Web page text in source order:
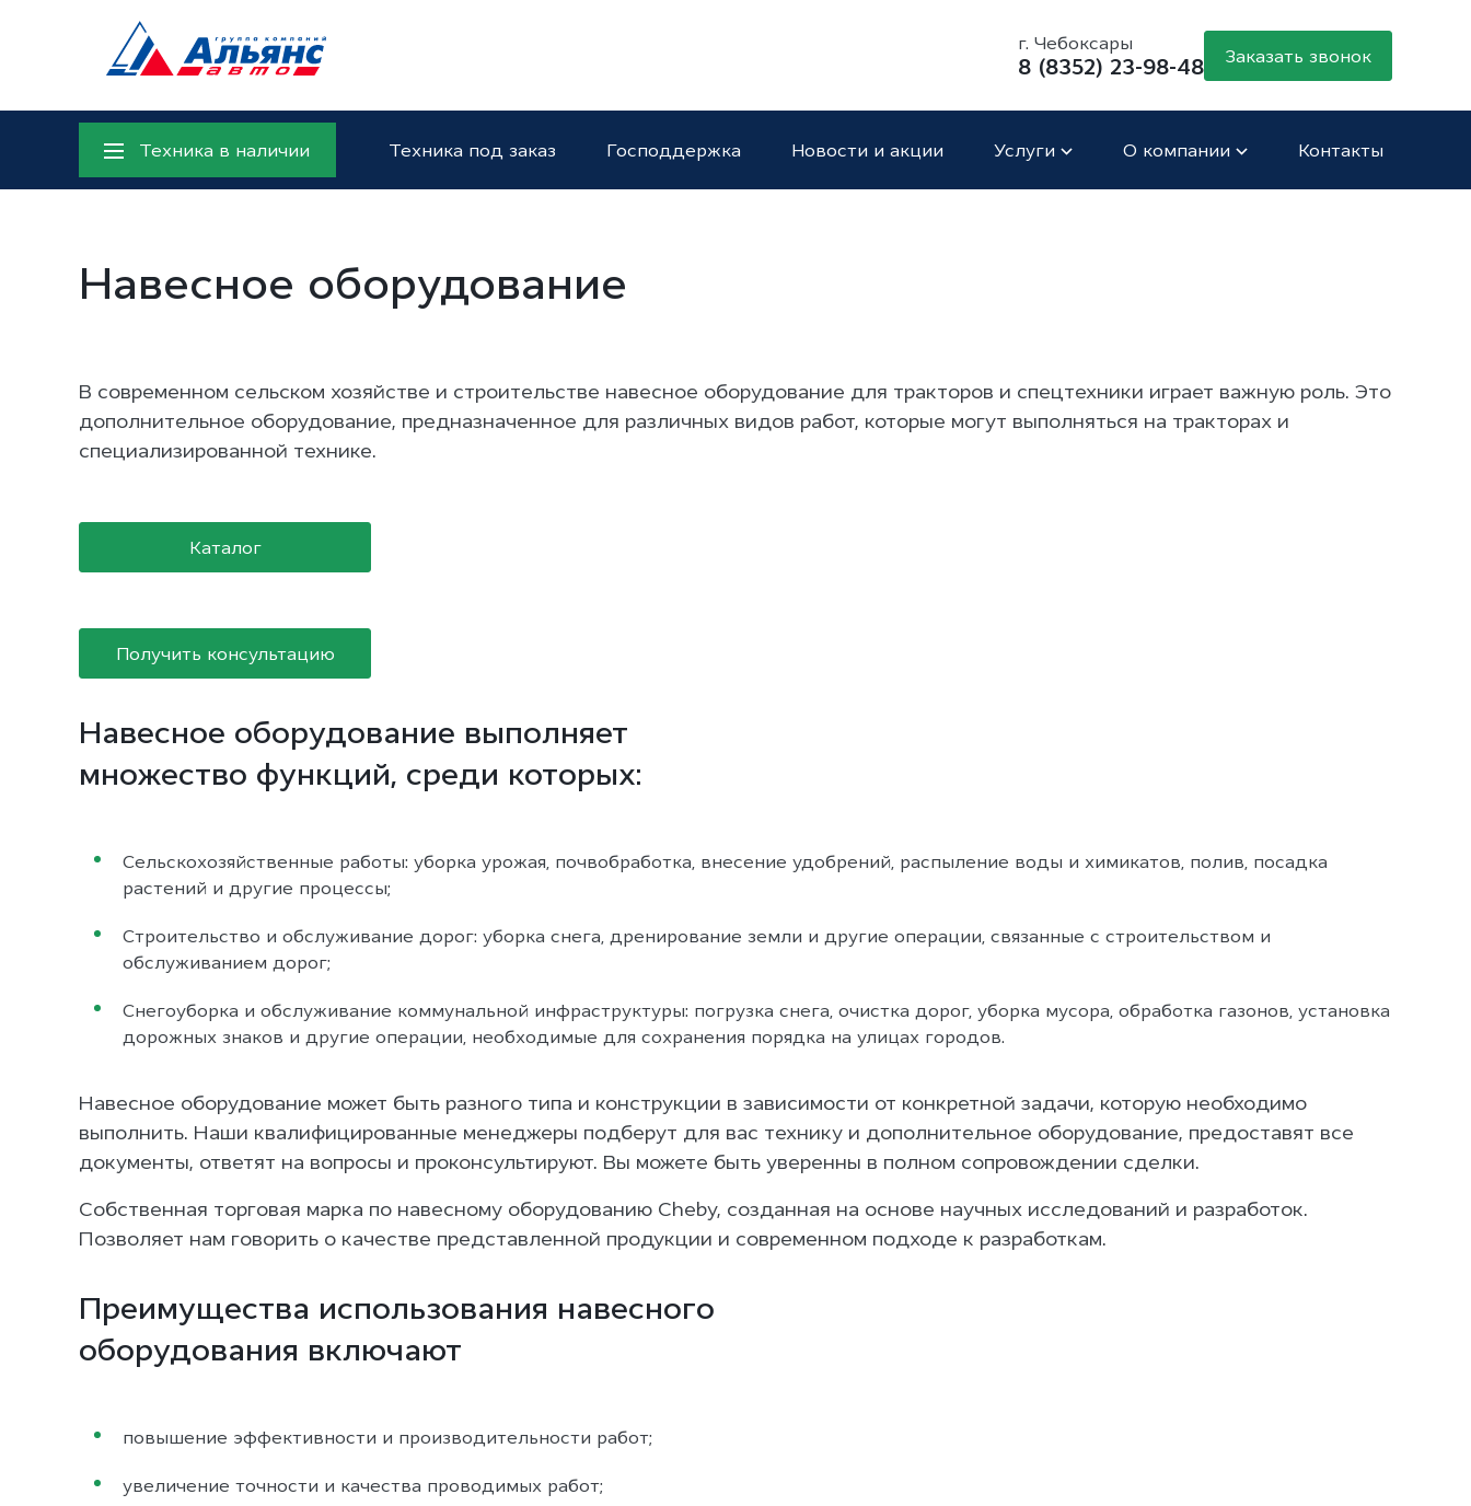
г. Чебоксары
8 (8352) 23-98-48 Заказать звонок
Техника в наличии Техника под заказ Господдержка Новости и акции Услуги О компании Контакты
Навесное оборудование
В современном сельском хозяйстве и строительстве навесное оборудование для тракторов и спецтехники играет важную роль. Это
дополнительное оборудование, предназначенное для различных видов работ, которые могут выполняться на тракторах и
специализированной технике.
Каталог
Получить консультацию
Навесное оборудование выполняет
множество функций, среди которых:
Сельскохозяйственные работы: уборка урожая, почвобработка, внесение удобрений, распыление воды и химикатов, полив, посадка
растений и другие процессы;
Строительство и обслуживание дорог: уборка снега, дренирование земли и другие операции, связанные с строительством и
обслуживанием дорог;
Снегоуборка и обслуживание коммунальной инфраструктуры: погрузка снега, очистка дорог, уборка мусора, обработка газонов, установка
дорожных знаков и другие операции, необходимые для сохранения порядка на улицах городов.
Навесное оборудование может быть разного типа и конструкции в зависимости от конкретной задачи, которую необходимо
выполнить. Наши квалифицированные менеджеры подберут для вас технику и дополнительное оборудование, предоставят все
документы, ответят на вопросы и проконсультируют. Вы можете быть уверенны в полном сопровождении сделки.
Собственная торговая марка по навесному оборудованию Cheby, созданная на основе научных исследований и разработок.
Позволяет нам говорить о качестве представленной продукции и современном подходе к разработкам.
Преимущества использования навесного
оборудования включают
повышение эффективности и производительности работ;
увеличение точности и качества проводимых работ;